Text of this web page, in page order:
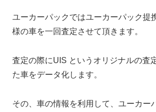
ユーカーパックではユーカーパック提
様の車を一回査定させて頂きます。
査定の際にUIS というオリジナルの査
た車をデータ化します。
その、車の情報を利用して、ユーカー